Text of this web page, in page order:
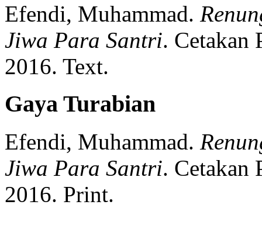
Efendi, Muhammad.
Jiwa Para Santri. Cetakan
2016. Text.
Gaya Turabian
Efendi, Muhammad.
Jiwa Para Santri. Cetakan
2016. Print.